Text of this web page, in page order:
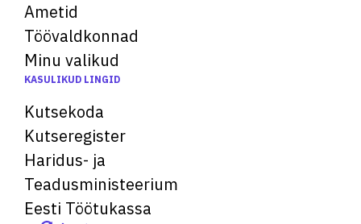
Ametid
Töövaldkonnad
Minu valikud
KASULIKUD LINGID
Kutsekoda
Kutseregister
Haridus- ja
Teadusministeerium
Eesti Töötukassa